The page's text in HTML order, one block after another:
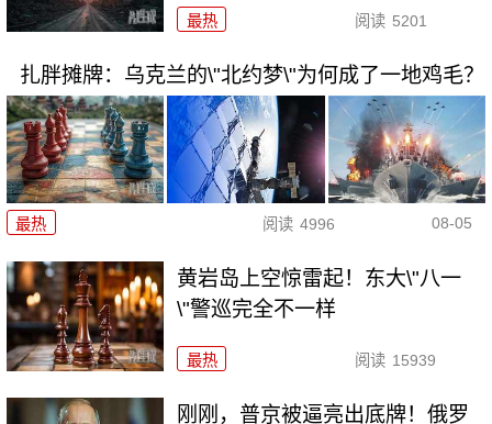
最热 阅读 5201
扎胖摊牌：乌克兰的\"北约梦\"为何成了一地鸡毛？
最热 阅读 4996 08-05
黄岩岛上空惊雷起！东大\"八一
\"警巡完全不一样
最热 阅读 15939
刚刚，普京被逼亮出底牌！俄罗